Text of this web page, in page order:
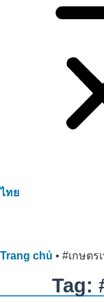
ไทย
Trang chủ • #เกษตร
Tag: